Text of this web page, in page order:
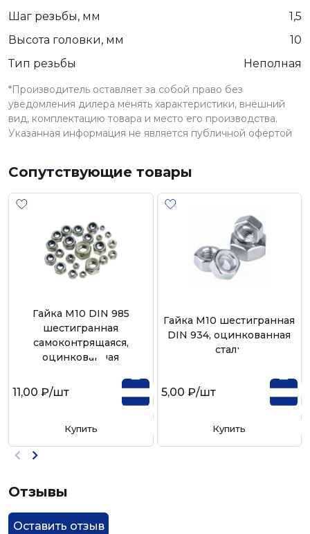
Шаг резьбы, мм
1,5
Высота головки, мм
10
Тип резьбы
Неполная
*Производитель оставляет за собой право без
уведомления дилера менять характеристики, внешний
вид, комплектацию товара и место его производства.
Указанная информация не является публичной офертой
Сопутствующие товары
Гайка М10 DIN 985
шестигранная
самоконтрящаяся,
оцинкованная
11,00 ₽/шт
Купить
Гайка М10 шестигранная
DIN 934, оцинкованная
сталь
5,00 ₽/шт
Купить
Отзывы
Оставить отзыв